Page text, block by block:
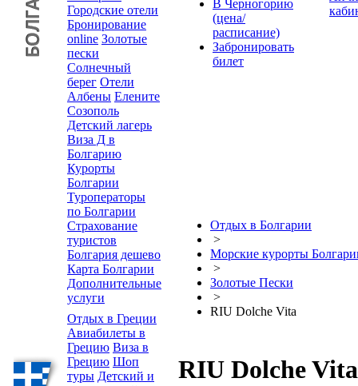
Городские отели
Бронирование
online Золотые
пески
Солнечный
берег Отели
Албены Елените
Созополь
Детский лагерь
Виза Д в
Болгарию
Курорты
Болгарии
Туроператоры
по Болгарии
Страхование
туристов
Болгария дешево
Карта Болгарии
Дополнительные
услуги
Отдых в Греции
Авиабилеты в
Грецию Виза в
Грецию Шоп
туры Детский и
В Черногорию
(цена/
расписание)
Забронировать
билет
Отдых в Болгарии
>
Морские курорты
>
Золотые Пески
>
RIU Dolche Vita
RIU Dolche Vita